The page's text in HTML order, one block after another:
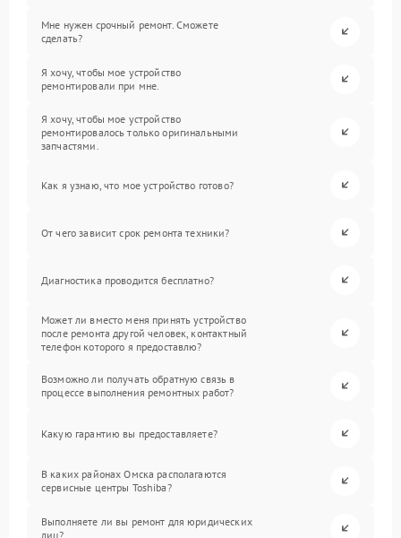
Мне нужен срочный ремонт. Сможете
сделать?
Я хочу, чтобы мое устройство
ремонтировали при мне.
Я хочу, чтобы мое устройство
ремонтировалось только оригинальными
запчастями.
Как я узнаю, что мое устройство готово?
От чего зависит срок ремонта техники?
Диагностика проводится бесплатно?
Может ли вместо меня принять устройство
после ремонта другой человек, контактный
телефон которого я предоставлю?
Возможно ли получать обратную связь в
процессе выполнения ремонтных работ?
Какую гарантию вы предоставляете?
В каких районах Омска располагаются
сервисные центры Toshiba?
Выполняете ли вы ремонт для юридических
лиц?